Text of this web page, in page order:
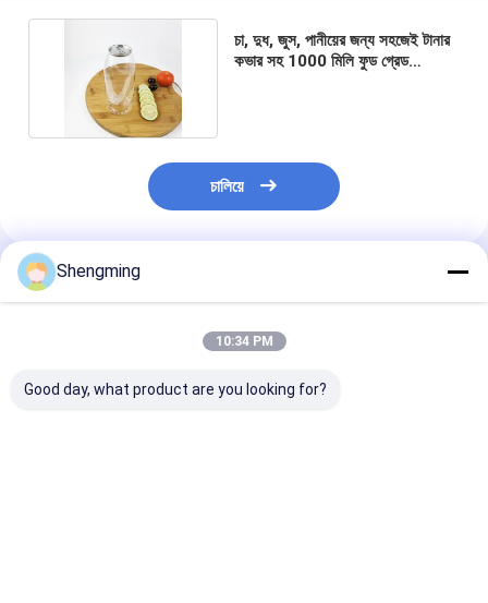
চা, দুধ, জুস, পানীয়ের জন্য সহজেই টানার
কভার সহ 1000 মিলি ফুড গ্রেড
চালিয়ে
প্রস্তাবিত পণ্য
Shengming
10:34 PM
Good day, what product are you looking for?